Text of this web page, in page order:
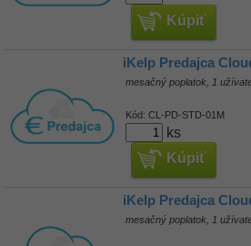
Kúpiť
iKelp Predajca
mesačný poplatok, 1
Kód: CL-PD-STD-01M
ks
Kúpiť
iKelp Predajca
mesačný poplatok, 1